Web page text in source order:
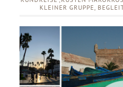
KLEINER GRUPPE,